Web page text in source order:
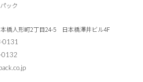
ック
橋人形町2丁目24-5 日本橋澤井ビル4F
0131